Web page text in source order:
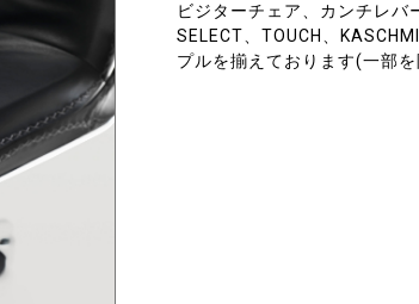
ビジターチェア、カンチレバ
SELECT、TOUCH、
プルを揃えております(一部